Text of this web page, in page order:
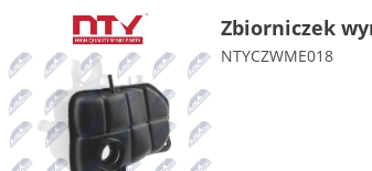
Zbiorniczek
NTYCZWME018